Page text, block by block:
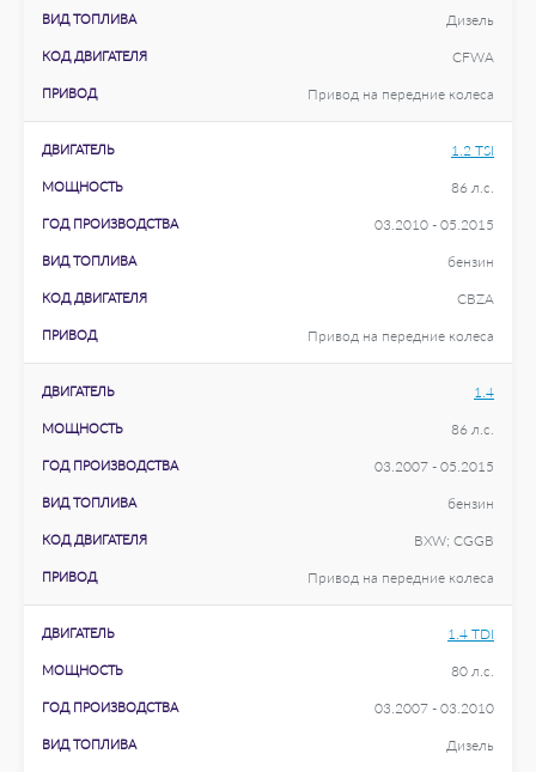
ВИД ТОПЛИВА Дизель
КОД ДВИГАТЕЛЯ CFWA
ПРИВОД Привод на передние колеса
ДВИГАТЕЛЬ 1.2 TSI
МОЩНОСТЬ 86 л.с.
ГОД ПРОИЗВОДСТВА 03.2010 - 05.2015
ВИД ТОПЛИВА бензин
КОД ДВИГАТЕЛЯ CBZA
ПРИВОД Привод на передние колеса
ДВИГАТЕЛЬ 1.4
МОЩНОСТЬ 86 л.с.
ГОД ПРОИЗВОДСТВА 03.2007 - 05.2015
ВИД ТОПЛИВА бензин
КОД ДВИГАТЕЛЯ BXW; CGGB
ПРИВОД Привод на передние колеса
ДВИГАТЕЛЬ 1.4 TDI
МОЩНОСТЬ 80 л.с.
ГОД ПРОИЗВОДСТВА 03.2007 - 03.2010
ВИД ТОПЛИВА Дизель